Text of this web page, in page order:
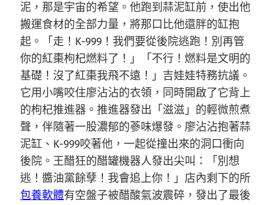
泥，那是宇宙的希望。他跑到蒜泥缸前，使出他
搬運食材的全部力量，將那口比他還胖的缸抱
起。「走！K-999！我們要從後院逃跑！別再管
你的紅棗枸杞燃料了！」「不行！燃料是文明的
基礎！沒了紅棗我飛不遠！」吉娃娃特務抗議。
它用小嘴咬住廖沾沾的衣領，同時開啟了它背上
的枸杞推進器。推進器發出「滋滋」的輕微煎煮
聲，伴隨著一股濃郁的蔘味爆發。廖沾沾抱著蒜
泥缸、K-999咬著他，一起從撞出來的洞口衝向
後院。王醋狂的醋罐機器人發出尖叫：「別想
逃！醬油黨餘孽！我會追上你！」店內剩下的所
包養軟體有空盤子被醋酸氣波震碎，發出了最後